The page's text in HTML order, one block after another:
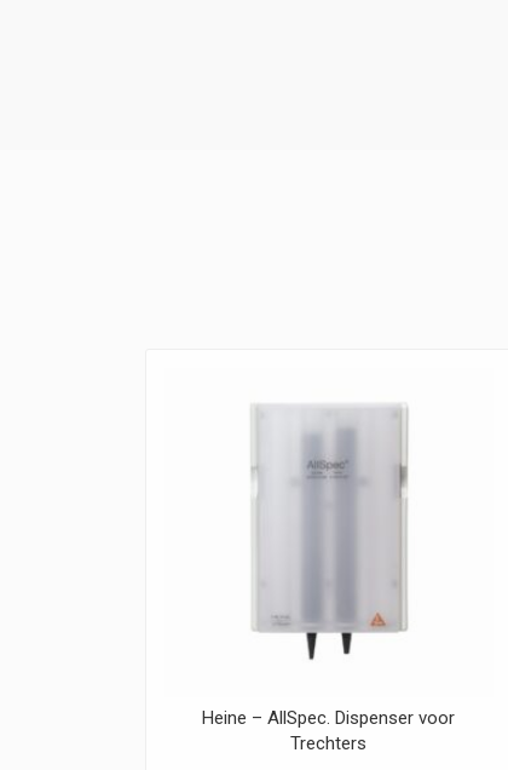
Heine – AllSpec. Dispenser voor
Trechters